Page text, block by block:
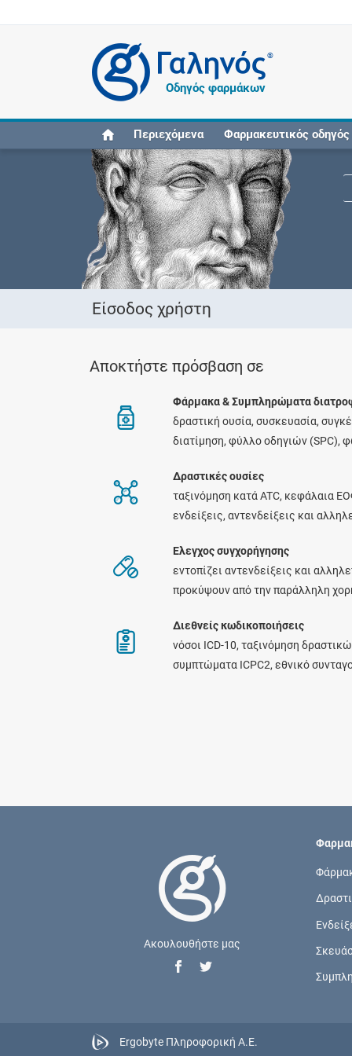
®
Οδηγός φαρμάκων
Περιεχόμενα Φαρμακευτικός οδηγός
Είσοδος χρήστη
Αποκτήστε πρόσβαση σε
Φάρμακα & Συμπληρώματα
δραστική ουσία, συσκευασία,
διατίμηση, φύλλο οδηγιών (SPC),
Δραστικές ουσίες
ταξινόμηση κατά ATC, κεφάλαια
ενδείξεις, αντενδείξεις και
Ελεγχος συγχορήγησης
εντοπίζει αντενδείξεις και
προκύψουν από την παράλληλη
Διεθνείς κωδικοποιήσεις
νόσοι ICD-10, ταξινόμηση
συμπτώματα ICPC2, εθνικό
Ακουλουθήστε μας
Ergobyte Πληροφορική Α.Ε.